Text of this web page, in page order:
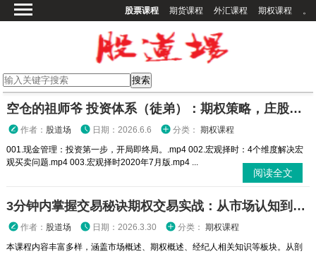
股票课程 期货课程 外汇课程 期权课程 。
期货课程
期权课程
外汇课程
高校课程
空仓的祖师爷 投资体系（徒弟）：期权策略，庄股策略
作者： 股道场 日期：2026.6.6 分类： 期权课程
001.现金管理：投资第一步，开局即终局。.mp4 002.宏观择时：4个维度解决宏
观买卖问题.mp4 003.宏观择时2020年7月版.mp4 ...
阅读全文
3分钟内掌握交易秘诀期权交易实战：从市场认知到策略执行全攻略
作者： 股道场 日期：2026.3.30 分类： 期权课程
本课程内容丰富多样，涵盖市场概述、期权概述、经纪人相关知识等板块。从剖